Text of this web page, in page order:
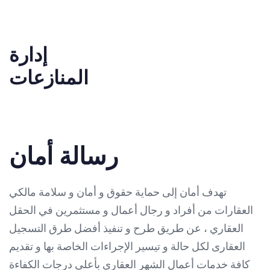
إدارة
المنازعات
رسالة أمان
تهدف أمان إلى حماية حقوق و أمان و سلامة مالكي
العقارات من أفراد و رجال أعمال و مستثمرين في الحقل
العقاري ، عن طريق طرح و تنفيذ أفضل طرق التسجيل
العقارى لكل حالة و تيسير الإجراءات الخاصة بها و تقديم
كافة خدمات أعمال الشهر العقارى بأعلى درجات الكفاءة